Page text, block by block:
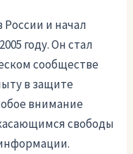
и начал
году. Он стал
сообществе
в защите
внимание
свободы